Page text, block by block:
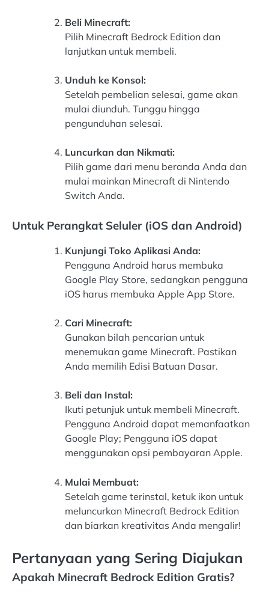
Beli Minecraft:
Pilih Minecraft Bedrock Edition dan
lanjutkan untuk membeli.
Unduh ke Konsol:
Setelah pembelian selesai, game akan
mulai diunduh. Tunggu hingga
pengunduhan selesai.
Luncurkan dan Nikmati:
Pilih game dari menu beranda Anda dan
mulai mainkan Minecraft di Nintendo
Switch Anda.
Untuk Perangkat Seluler (iOS dan Android)
Kunjungi Toko Aplikasi Anda:
Pengguna Android harus membuka
Google Play Store, sedangkan pengguna
iOS harus membuka Apple App Store.
Cari Minecraft:
Gunakan bilah pencarian untuk
menemukan game Minecraft. Pastikan
Anda memilih Edisi Batuan Dasar.
Beli dan Instal:
Ikuti petunjuk untuk membeli Minecraft.
Pengguna Android dapat memanfaatkan
Google Play; Pengguna iOS dapat
menggunakan opsi pembayaran Apple.
Mulai Membuat:
Setelah game terinstal, ketuk ikon untuk
meluncurkan Minecraft Bedrock Edition
dan biarkan kreativitas Anda mengalir!
Pertanyaan yang Sering Diajukan
Apakah Minecraft Bedrock Edition Gratis?